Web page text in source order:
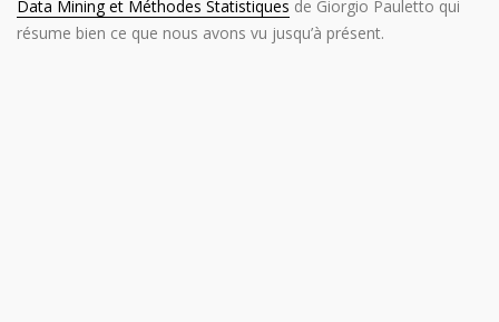
Data Mining et Méthodes Statistiques de Giorgio Pauletto qui
résume bien ce que nous avons vu jusqu’à présent.